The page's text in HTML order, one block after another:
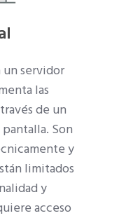
un servidor
las
de un
Son
y
limitados
y
acceso